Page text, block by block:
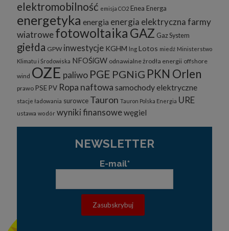
elektromobilność emisja CO2 Enea Energa
energetyka energia energia elektrycznafarmy
wiatrowefotowoltaika GAZ Gaz System
giełda GPW inwestycje KGHM lng Lotos miedź Ministerstwo
Klimatu i Środowiska NFOŚiGW odnawialne żrodła energii offshore
wind OZE paliwo PGE PGNiG PKN Orlen
prawo PSE PV Ropa naftowa samochody elektryczne
stacje ładowania surowce Tauron Tauron Polska Energia URE
ustawa wodór wyniki finansowewęgiel
NEWSLETTER
E-mail*